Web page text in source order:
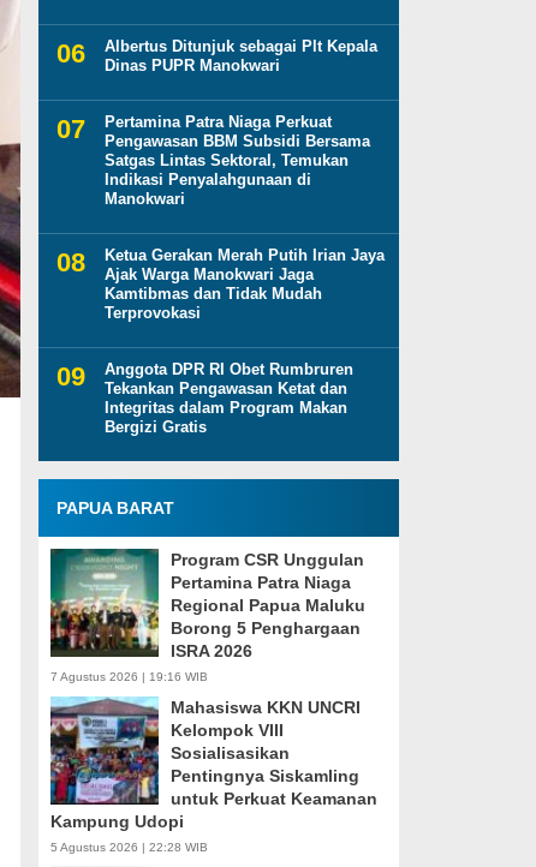
Albertus Ditunjuk sebagai Plt Kepala
Dinas PUPR Manokwari
Pertamina Patra Niaga Perkuat
Pengawasan BBM Subsidi Bersama
Satgas Lintas Sektoral, Temukan
Indikasi Penyalahgunaan di
Manokwari
Ketua Gerakan Merah Putih Irian Jaya
Ajak Warga Manokwari Jaga
Kamtibmas dan Tidak Mudah
Terprovokasi
Anggota DPR RI Obet Rumbruren
Tekankan Pengawasan Ketat dan
Integritas dalam Program Makan
Bergizi Gratis
PAPUA BARAT
Program CSR Unggulan
Pertamina Patra Niaga
Regional Papua Maluku
Borong 5 Penghargaan
ISRA 2026
7 Agustus 2026 | 19:16 WIB
Mahasiswa KKN UNCRI
Kelompok VIII
Sosialisasikan
Pentingnya Siskamling
untuk Perkuat Keamanan
Kampung Udopi
5 Agustus 2026 | 22:28 WIB